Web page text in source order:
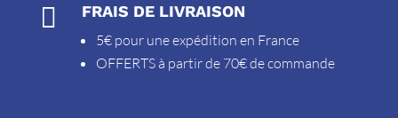
 FRAIS DE LIVRAISON
5€ pour une expédition en France
OFFERTS à partir de 70€ de commande